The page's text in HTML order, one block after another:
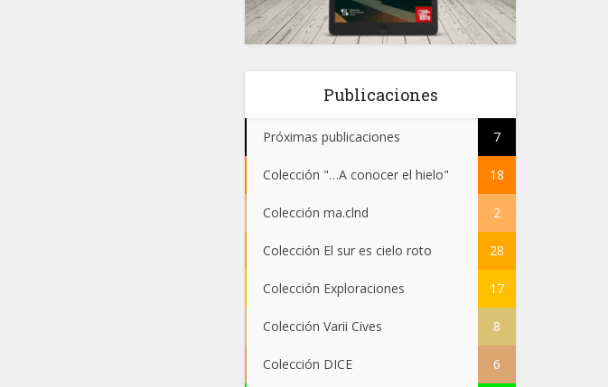
Publicaciones
Próximas publicaciones 7
Colección "…A conocer el hielo" 18
Colección ma.clnd 2
Colección El sur es cielo roto 28
Colección Exploraciones 17
Colección Varii Cives 8
Colección DICE 6